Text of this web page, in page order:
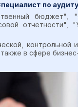
по аудиту
бюджет",
отчетности",
контрольной
в сфере